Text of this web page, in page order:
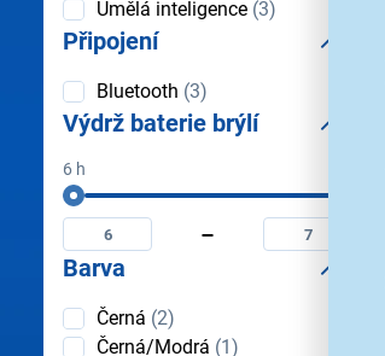
Umělá inteligence (3)
Připojení
PřipojeníBluetooth (3)
Výdrž baterie brýlí
6 h
Výdrž
baterie
Minimální
výdrž
baterie
brýlí
Maximální
výdrž
baterie
brýlí
Barva
BarvaČerná (2)
Černá/Modrá (1)